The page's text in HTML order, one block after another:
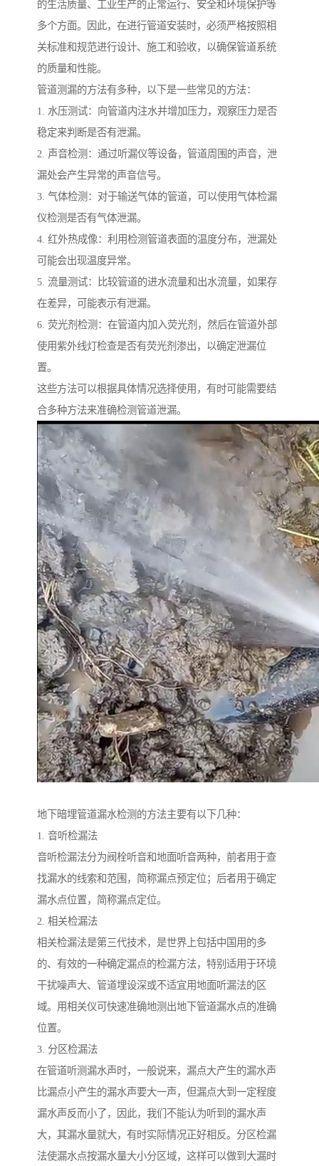
的生活质量、工业生产的正常运行、安全和环境保护等
多个方面。因此，在进行管道安装时，必须严格按照相
关标准和规范进行设计、施工和验收，以确保管道系统
的质量和性能。
管道测漏的方法有多种，以下是一些常见的方法：
1. 水压测试：向管道内注水并增加压力，观察压力是否
稳定来判断是否有泄漏。
2. 声音检测：通过听漏仪等设备，管道周围的声音，泄
漏处会产生异常的声音信号。
3. 气体检测：对于输送气体的管道，可以使用气体检漏
仪检测是否有气体泄漏。
4. 红外热成像：利用检测管道表面的温度分布，泄漏处
可能会出现温度异常。
5. 流量测试：比较管道的进水流量和出水流量，如果存
在差异，可能表示有泄漏。
6. 荧光剂检测：在管道内加入荧光剂，然后在管道外部
使用紫外线灯检查是否有荧光剂渗出，以确定泄漏位
置。
这些方法可以根据具体情况选择使用，有时可能需要结
合多种方法来准确检测管道泄漏。
地下暗埋管道漏水检测的方法主要有以下几种：
1. 音听检漏法
音听检漏法分为阀栓听音和地面听音两种，前者用于查
找漏水的线索和范围，简称漏点预定位；后者用于确定
漏水点位置，简称漏点定位。
2. 相关检漏法
相关检漏法是第三代技术，是世界上包括中国用的多
的、有效的一种确定漏点的检漏方法，特别适用于环境
干扰噪声大、管道埋设深或不适宜用地面听漏法的区
域。用相关仪可快速准确地测出地下管道漏水点的准确
位置。
3. 分区检漏法
在管道听测漏水声时，一般说来，漏点大产生的漏水声
比漏点小产生的漏水声要大一声，但漏点大到一定程度
漏水声反而小了，因此，我们不能认为听到的漏水声
大，其漏水量就大，有时实际情况正好相反。分区检漏
法使漏水点按漏水量大小分区域，这样可以做到大漏时